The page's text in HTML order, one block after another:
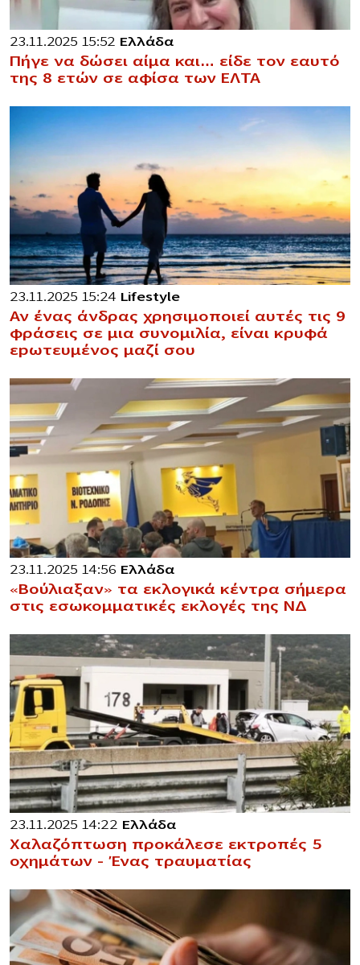
23.11.2025 15:52 Ελλάδα
Πήγε να δώσει αίμα και… είδε τον εαυτό
της 8 ετών σε αφίσα των ΕΛΤΑ
23.11.2025 15:24 Lifestyle
Αν ένας άνδρας χρησιμοποιεί αυτές τις 9
φράσεις σε μια συνομιλία, είναι κρυφά
εpωτευμένος μαζί σου
23.11.2025 14:56 Ελλάδα
«Βούλιαξαν» τα εκλογικά κέντρα σήμερα
στις εσωκομματικές εκλογές της ΝΔ
23.11.2025 14:22 Ελλάδα
Χαλαζόπτωση προκάλεσε εκτροπές 5
οχημάτων – Ένας τραυματίας